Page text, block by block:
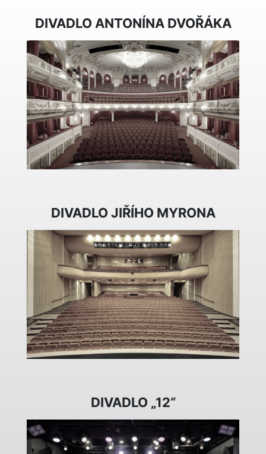
DIVADLO ANTONÍNA DVOŘÁKA
DIVADLO JIŘÍHO MYRONA
DIVADLO „12“